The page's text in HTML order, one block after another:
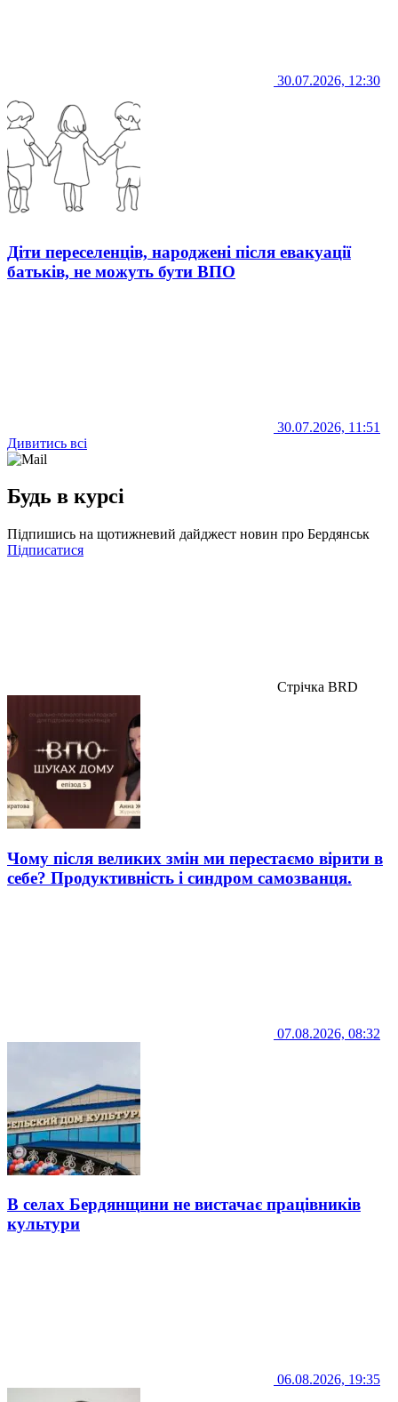
30.07.2026, 12:30
Діти переселенців, народжені після евакуації
батьків, не можуть бути ВПО
30.07.2026, 11:51
Дивитись всі
Будь в курсі
Підпишись на щотижневий дайджест новин про Бердянськ
Підписатися
Стрічка BRD
Чому після великих змін ми перестаємо вірити в
себе? Продуктивність і синдром самозванця.
07.08.2026, 08:32
В селах Бердянщини не вистачає працівників
культури
06.08.2026, 19:35